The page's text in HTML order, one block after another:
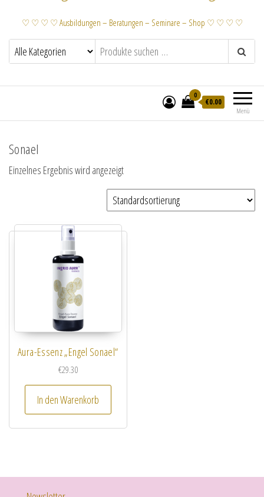
♡ ♡ ♡ ♡ Ausbildungen – Beratungen – Seminare – Shop ♡ ♡ ♡ ♡
Menü
0
€0.00
Sonael
Einzelnes Ergebnis wird angezeigt
Aura-Essenz „Engel Sonael“
€29.30
In den Warenkorb